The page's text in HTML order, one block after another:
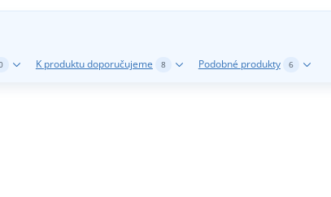
K produktu doporučujeme 8 Podobné produkty 6